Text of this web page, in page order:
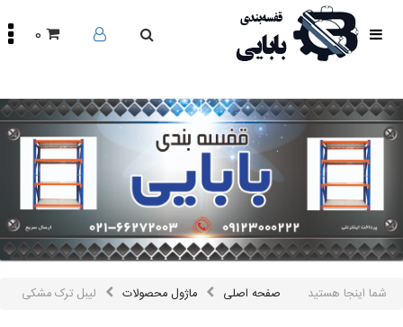
محصولات
مقالات
درباره
تماس
باما
اینستاگرام
سایر
لینک
0
شما اینجا هستید صفحه اصلی ماژول محصولات لیبل ترک مشکی